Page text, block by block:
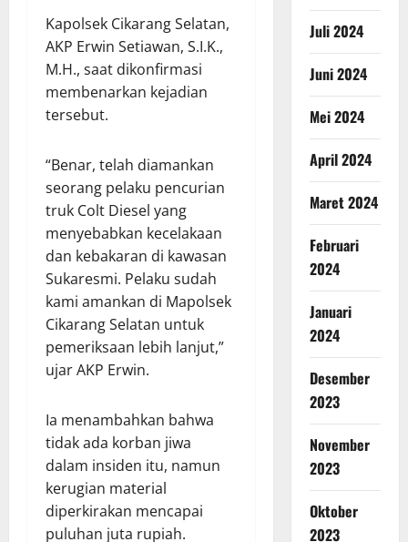
Kapolsek Cikarang Selatan,
AKP Erwin Setiawan, S.I.K.,
M.H., saat dikonfirmasi
membenarkan kejadian
tersebut.
“Benar, telah diamankan
seorang pelaku pencurian
truk Colt Diesel yang
menyebabkan kecelakaan
dan kebakaran di kawasan
Sukaresmi. Pelaku sudah
kami amankan di Mapolsek
Cikarang Selatan untuk
pemeriksaan lebih lanjut,”
ujar AKP Erwin.
Ia menambahkan bahwa
tidak ada korban jiwa
dalam insiden itu, namun
kerugian material
diperkirakan mencapai
puluhan juta rupiah.
Juli 2024
Juni 2024
Mei 2024
April 2024
Maret 2024
Februari
2024
Januari
2024
Desember
2023
November
2023
Oktober
2023